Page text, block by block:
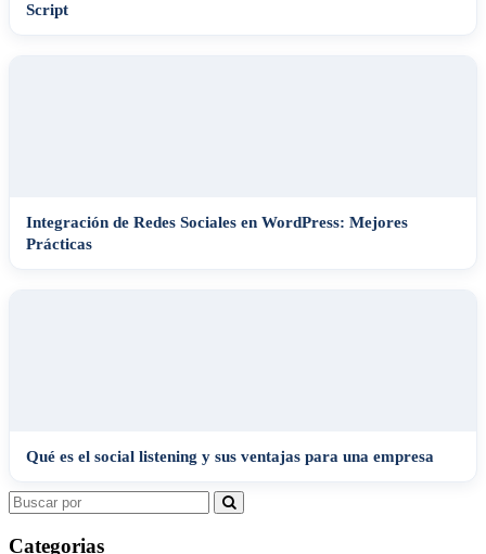
Script
Integración de Redes Sociales en WordPress: Mejores
Prácticas
Qué es el social listening y sus ventajas para una empresa
Search
for:
Categorias